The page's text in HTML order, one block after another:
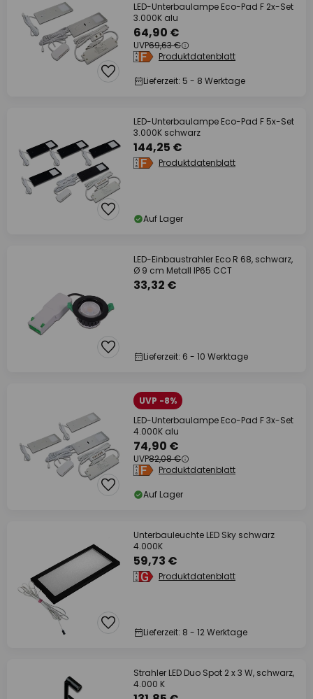
LED-Unterbaulampe Eco-Pad F 2x-Set
3.000K alu
64,90 €
UVP69,63 €
Produktdatenblatt
Lieferzeit: 5 - 8 Werktage
LED-Unterbaulampe Eco-Pad F 5x-Set
3.000K schwarz
144,25 €
Produktdatenblatt
Auf Lager
LED-Einbaustrahler Eco R 68, schwarz,
Ø 9 cm Metall IP65 CCT
33,32 €
Lieferzeit: 6 - 10 Werktage
UVP -8%
LED-Unterbaulampe Eco-Pad F 3x-Set
4.000K alu
74,90 €
UVP82,08 €
Produktdatenblatt
Auf Lager
Unterbauleuchte LED Sky schwarz
4.000K
59,73 €
Produktdatenblatt
Lieferzeit: 8 - 12 Werktage
Strahler LED Duo Spot 2 x 3 W, schwarz,
4.000 K